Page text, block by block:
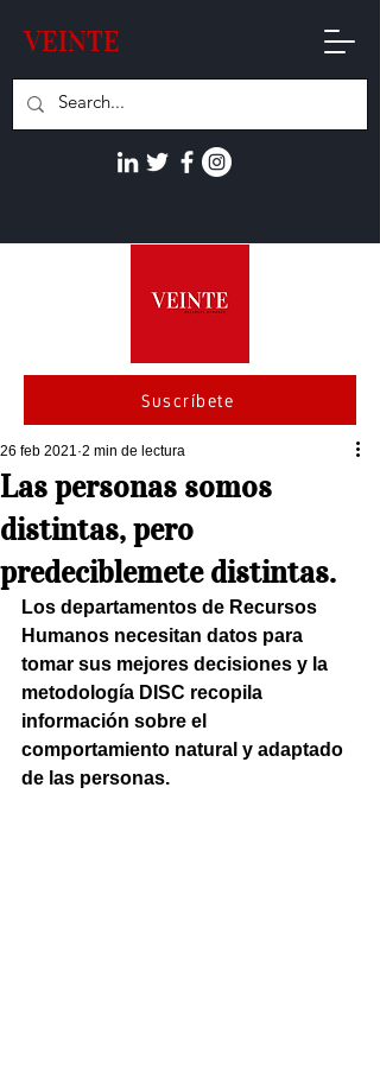
VEINTE
Suscríbete
Las personas somos
distintas, pero
predeciblemete distintas.
26 feb 2021 2 min de lectura
Los departamentos de Recursos
Humanos necesitan datos para
tomar sus mejores decisiones y la
metodología DISC recopila
información sobre el
comportamiento natural y adaptado
de las personas.